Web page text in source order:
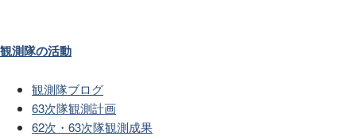
観測隊の活動
観測隊ブログ
63次隊観測計画
62次・63次隊観測成果